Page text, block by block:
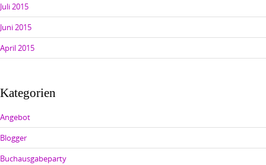
Juli 2015
Juni 2015
April 2015
Kategorien
Angebot
Blogger
Buchausgabeparty